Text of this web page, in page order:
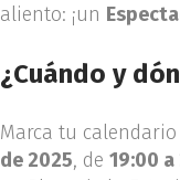
aliento: ¡un
¿Cuándo y
Marca tu
de 2025, de 19:00